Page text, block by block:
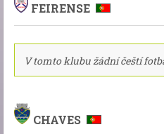
FEIRENSE
V tomto klubu žádní čeští
CHAVES